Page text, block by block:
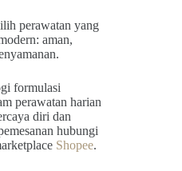
perawatan yang
aman,
formulasi
perawatan harian
diri dan
hubungi
Shopee.